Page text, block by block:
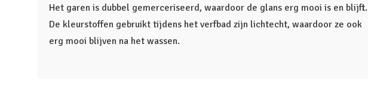
Het garen is dubbel gemerceriseerd, waardoor de glans erg mooi is en blijft.
De kleurstoffen gebruikt tijdens het verfbad zijn lichtecht, waardoor ze ook
erg mooi blijven na het wassen.